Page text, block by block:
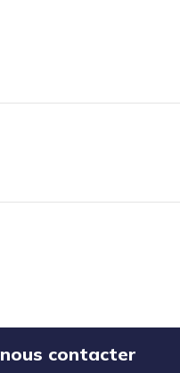
contacter